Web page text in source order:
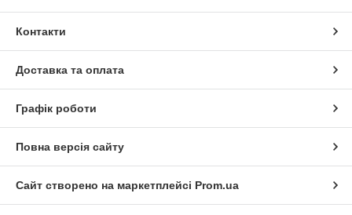
Контакти
Доставка та оплата
Графік роботи
Повна версія сайту
Сайт створено на маркетплейсі Prom.ua